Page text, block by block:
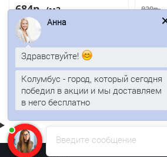
684р. /м2
Быстрый заказ
820р.
Введите сообщение
Анна
Здравствуйте!
Колумбус - город, который сегодня
победил в акции и мы доставляем
в него бесплатно